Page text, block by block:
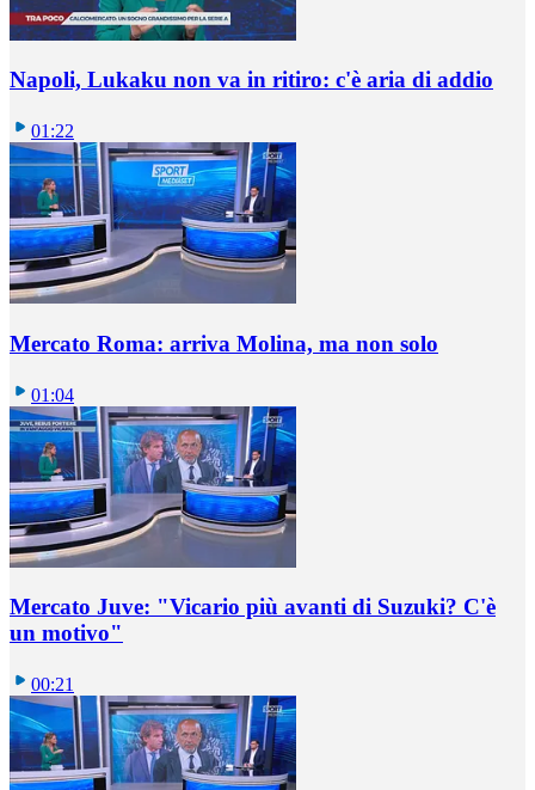
Napoli, Lukaku non va in ritiro: c'è aria di addio
01:22
Mercato Roma: arriva Molina, ma non solo
01:04
Mercato Juve: "Vicario più avanti di Suzuki? C'è
un motivo"
00:21